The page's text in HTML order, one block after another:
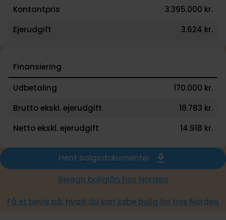
Kontantpris
3.395.000 kr.
Ejerudgift
3.624 kr.
Finansiering
Udbetaling
170.000 kr.
Brutto ekskl. ejerudgift
18.783 kr.
Netto ekskl. ejerudgift
14.918 kr.
Hent salgsdokumenter
Beregn boliglån hos Nordea
Få et bevis på, hvad du kan købe bolig for hos Nordea